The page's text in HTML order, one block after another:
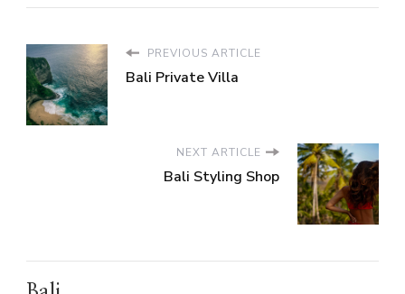
PREVIOUS ARTICLE
Bali Private Villa
NEXT ARTICLE
Bali Styling Shop